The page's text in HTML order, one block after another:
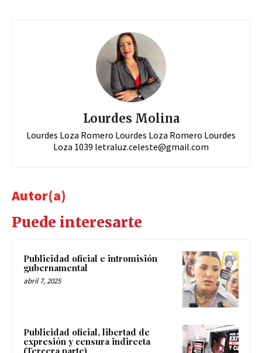
Lourdes Molina
Lourdes Loza Romero Lourdes Loza Romero Lourdes
Loza 1039 letraluz.celeste@gmail.com
Autor(a)
Puede interesarte
Publicidad oficial e intromisión
gubernamental
abril 7, 2025
Publicidad oficial, libertad de
expresión y censura indirecta
(Tercera parte)